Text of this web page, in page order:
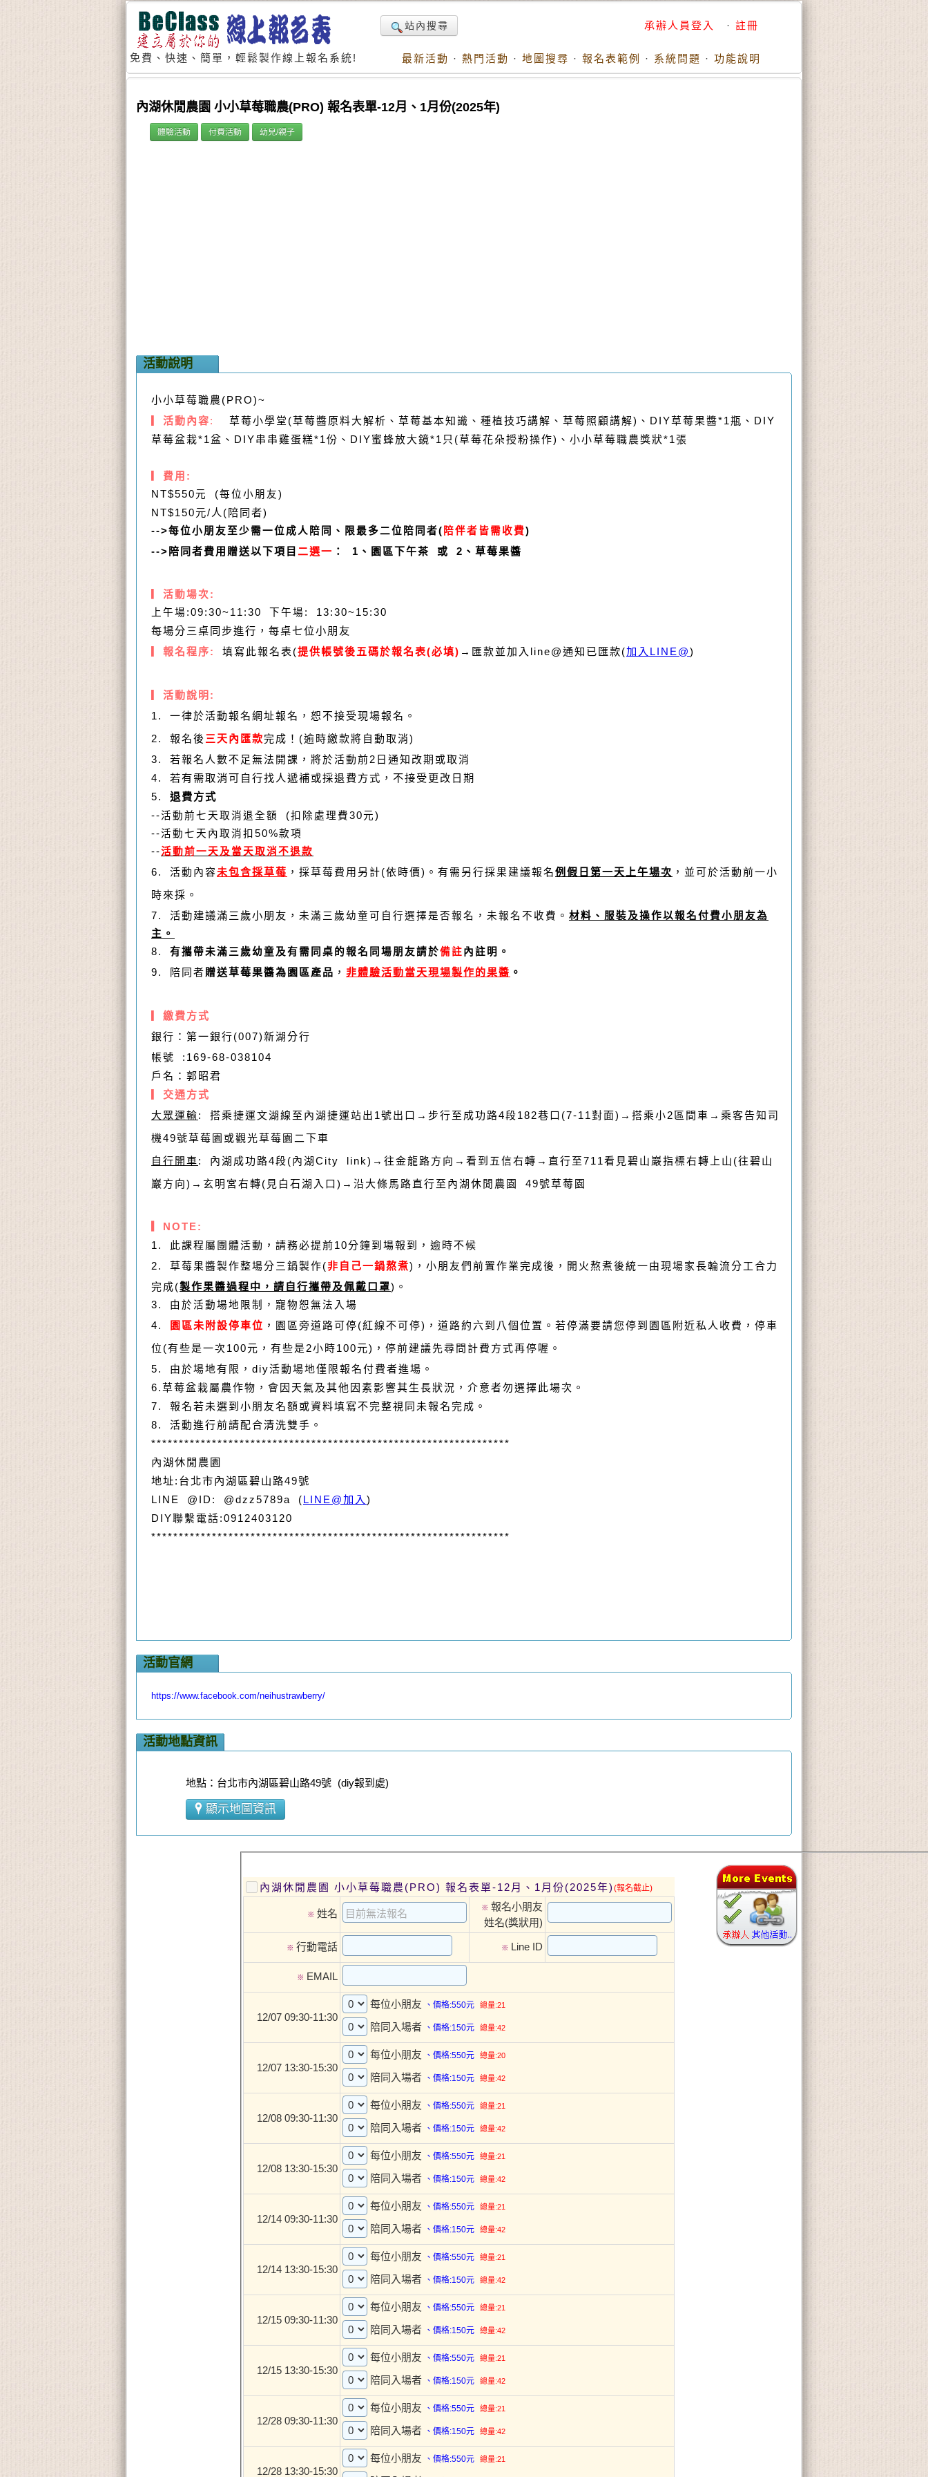
免費、快速、簡單，輕鬆製作線上報名系統!
站內搜尋 承辦人員登入 · 註冊
最新活動 · 熱門活動 · 地圖搜尋 · 報名表範例 · 系統問題 · 功能說明
內湖休閒農園 小小草莓職農(PRO) 報名表單-12月、1月份(2025年)
體驗活動 付費活動 幼兒/親子
活動說明
小小草莓職農(PRO)~
活動內容:
草莓小學堂(草莓醬原料大解析、草莓基本知識、種植技巧講解、草莓照顧講解)、DIY草莓果醬*1瓶、DIY
草莓盆栽*1盆、DIY串串雞蛋糕*1份、DIY蜜蜂放大鏡*1只(草莓花朵授粉操作)、小小草莓職農獎狀*1張
費用:
NT$550元 (每位小朋友)
NT$150元/人(陪同者)
-->每位小朋友至少需一位成人陪同、限最多二位陪同者( 陪伴者皆需收費)
-->陪同者費用贈送以下項目 二選一 ： 1、園區下午茶 或 2、草莓果醬
活動場次:
上午場:09:30~11:30 下午場: 13:30~15:30
每場分三桌同步進行，每桌七位小朋友
報名程序: 填寫此報名表(提供帳號後五碼於報名表(必填) →匯款並加入 line@通知已匯款(加入LINE@)
活動說明:
1. 一律於活動報名網址報名，恕不接受現場報名。
2. 報名後 三天內匯款完成！(逾時繳款將自動取消)
3. 若報名人數不足無法開課，將於活動前2日通知改期或取消
4. 若有需取消可自行找人遞補或採退費方式，不接受更改日期
5. 退費方式
--活動前七天取消退全額 (扣除處理費30元)
--活動七天內取消扣 50%款項
--活動前一天及當天取消不退款
6. 活動內容未包含採草莓 ，採草莓費用另計(依時價)。有需另行採果建議報名例假日第一天上午場次 ，並可於活動前一小
時來採。
7. 活動建議滿三歲小朋友， 未滿三歲幼童可自行選擇是否報名，未報名不收費。 材料、服裝及操作以報名付費小朋友為
主。
8. 有攜帶未滿三歲幼童及有需同桌的報名同場朋友請於備註內註明。
9.
陪同者贈送草莓果醬為園區產品 ， 非體驗活動當天現場製作的果醬 。
繳費方式
銀行： 第一銀行(007)新湖分行
帳號 :169-68-038104
戶名：郭昭君
交通方式
大眾運輸: 搭乘捷運文湖線至內湖捷運站出1號出口→步行至成功路4段182巷口(7-11對面)→搭乘小2區間車→乘客告知司
機49號草莓園或觀光草莓園二下車
自行開車: 內湖成功路4段(內湖City link)→往金龍路方向→看到五信右轉→直行至711看見碧山巖指標右轉上山(往碧山
巖方向)→玄明宮右轉(見白石湖入口)→沿大條馬路直行至內湖休閒農園 49號草莓園
▎NOTE:
1. 此課程屬團體活動，請務必提前10分鐘到場報到，逾時不候
2. 草莓果醬製作整場分三鍋製作(非自己一鍋熬煮)，小朋友們前置作業完成後，開火熬煮後統一由現場家長輪流分工合力
完成(製作果醬過程中，請自行攜帶及佩戴口罩) 。
3. 由於活動場地限制，寵物恕無法入場
4. 園區未附設停車位 ，園區旁道路可停(紅線不可停)，道路約六到八個位置。若停滿要請您停到園區附近私人收費，停車
位(有些是一次100元，有些是2小時100元)，停前建議先尋問計費方式再停喔。
5. 由於場地有限，diy活動場地僅限報名付費者進場。
6.草莓盆栽屬農作物，會因天氣及其他因素影響其生長狀況，介意者勿選擇此場次。
7. 報名若未選到小朋友名額或資料填寫不完整視同未報名完成。
8. 活動進行前請配合清洗雙手 。
*****************************************************************
內湖休閒農園
地址:台北市內湖區碧山路49號
LINE @ID: @dzz5789a ( LINE@加入)
DIY聯繫電話:0912403120
*****************************************************************
活動官網
https://www.facebook.com/neihustrawberry/
活動地點資訊
地點：台北市內湖區碧山路49號 (diy報到處)
顯示地圖資訊
內湖休閒農園 小小草莓職農(PRO) 報名表單-12月、1月份(2025年) (報名截止)
※ 姓名 ※ 報名小朋友
姓名(獎狀用)
※ 行動電話 ※ Line ID
※ EMAIL
12/07 09:30-11:30
每位小朋友 、價格:550元 總量:21
陪同入場者 、價格:150元 總量:42
12/07 13:30-15:30
每位小朋友 、價格:550元 總量:20
陪同入場者 、價格:150元 總量:42
12/08 09:30-11:30
每位小朋友 、價格:550元 總量:21
陪同入場者 、價格:150元 總量:42
12/08 13:30-15:30
每位小朋友 、價格:550元 總量:21
陪同入場者 、價格:150元 總量:42
12/14 09:30-11:30
每位小朋友 、價格:550元 總量:21
陪同入場者 、價格:150元 總量:42
12/14 13:30-15:30
每位小朋友 、價格:550元 總量:21
陪同入場者 、價格:150元 總量:42
12/15 09:30-11:30
每位小朋友 、價格:550元 總量:21
陪同入場者 、價格:150元 總量:42
12/15 13:30-15:30
每位小朋友 、價格:550元 總量:21
陪同入場者 、價格:150元 總量:42
12/28 09:30-11:30
每位小朋友 、價格:550元 總量:21
陪同入場者 、價格:150元 總量:42
12/28 13:30-15:30
每位小朋友 、價格:550元 總量:21